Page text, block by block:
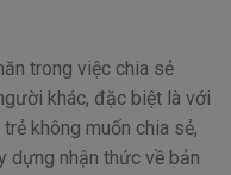
trong việc chia sẻ
khác, đặc biệt là với
không muốn chia sẻ,
dựng nhận thức về bản